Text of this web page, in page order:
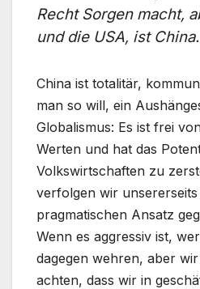
Recht Sorgen macht,
und die USA, ist China.
China ist totalitär,
man so will, ein
Globalismus: Es ist frei
Werten und hat das
Volkswirtschaften zu
verfolgen wir unsererseits
pragmatischen Ansatz
Wenn es aggressiv ist,
dagegen wehren, aber
achten, dass wir in